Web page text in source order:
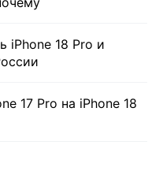
iPhone 18 Pro и
17 Pro на iPhone 18